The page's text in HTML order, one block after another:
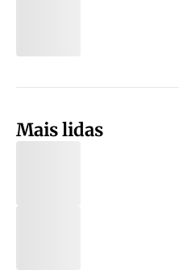
Mais lidas